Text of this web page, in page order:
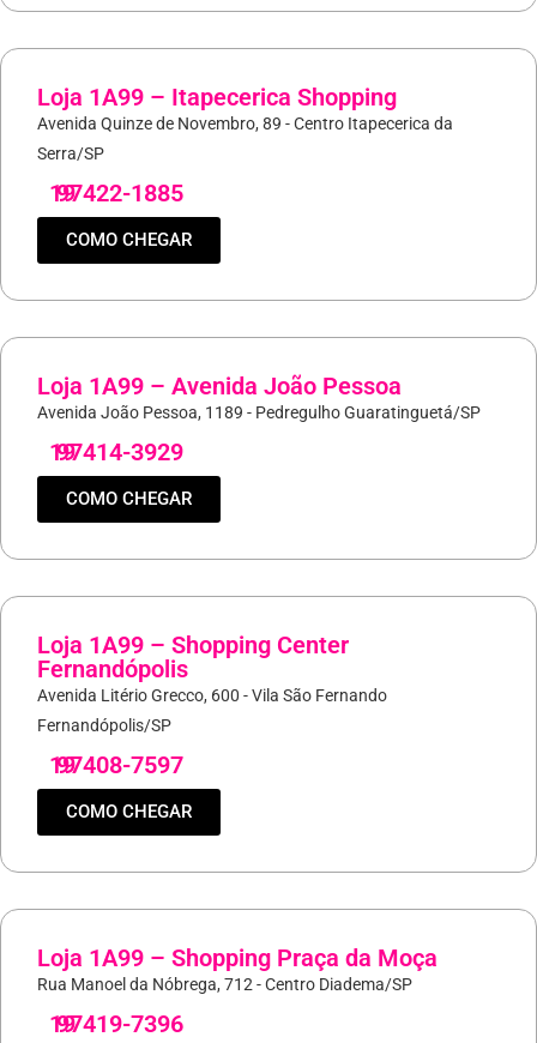
Loja 1A99 – Itapecerica Shopping
Avenida Quinze de Novembro, 89 - Centro Itapecerica da
Serra/SP
19
97422-1885
COMO CHEGAR
Loja 1A99 – Avenida João Pessoa
Avenida João Pessoa, 1189 - Pedregulho Guaratinguetá/SP
19
97414-3929
COMO CHEGAR
Loja 1A99 – Shopping Center
Fernandópolis
Avenida Litério Grecco, 600 - Vila São Fernando
Fernandópolis/SP
19
97408-7597
COMO CHEGAR
Loja 1A99 – Shopping Praça da Moça
Rua Manoel da Nóbrega, 712 - Centro Diadema/SP
19
97419-7396